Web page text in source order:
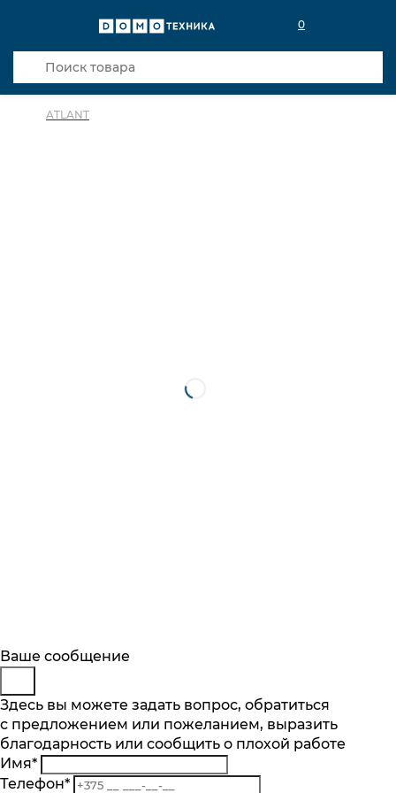
0
ATLANT
Описание
Отзывы
Основные характеристики
Тип компрессора
стандартный
Будьте в курсе
Подпишитесь на последние обновления
и узнавайте о новинках и специальных
предложениях первыми
Подписаться
Заказ обратного звонка
Представьтесь
Телефон*
Комментарий
Ваше сообщение
Здесь вы можете задать вопрос, обратиться
с предложением или пожеланием, выразить
благодарность или сообщить о плохой работе
Имя*
Телефон*